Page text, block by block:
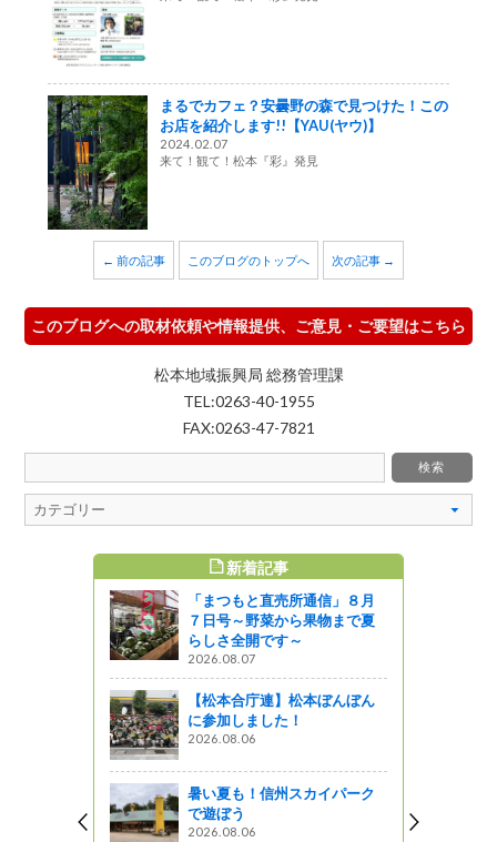
まるでカフェ？安曇野の森で見つけた！この
お店を紹介します!!【YAU(ヤウ)】
2024.02.07
来て！観て！松本『彩』発見
← 前の記事 このブログのトップへ 次の記事 →
このブログへの取材依頼や情報提供、ご意見・ご要望はこちら
松本地域振興局 総務管理課
TEL:0263-40-1955
FAX:0263-47-7821
新着記事
「まつもと直売所通信」８月
７日号～野菜から果物まで夏
らしさ全開です～
2026.08.07
【松本合庁連】松本ぼんぼん
に参加しました！
2026.08.06
暑い夏も！信州スカイパーク
で遊ぼう
2026.08.06